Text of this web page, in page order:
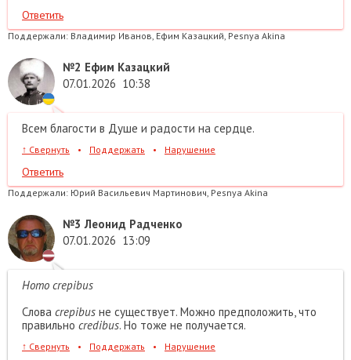
Ответить
Поддержали: Владимир Иванов, Ефим Казацкий, Pesnya Akina
№2 Ефим Казацкий
07.01.2026 10:38
Всем благости в Душе и радости на сердце.
↑ Свернуть • Поддержать • Нарушение
Ответить
Поддержали: Юрий Васильевич Мартинович, Pesnya Akina
№3 Леонид Радченко
07.01.2026 13:09
Homo crepibus
Слова crepibus не существует. Можно предположить, что
правильно credibus. Но тоже не получается.
↑ Свернуть • Поддержать • Нарушение